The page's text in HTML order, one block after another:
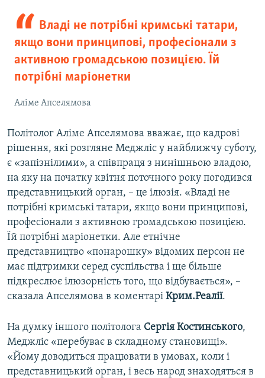
Владі не потрібні кримські татари,
якщо вони принципові, професіонали з
активною громадською позицією. Їй
потрібні маріонетки
Аліме Апселямова
Політолог Аліме Апселямова вважає, що кадрові
рішення, які розгляне Меджліс у найближчу суботу,
є «запізнілими», а співпраця з нинішньою владою,
на яку на початку квітня поточного року погодився
представницький орган, – це ілюзія. «Владі не
потрібні кримські татари, якщо вони принципові,
професіонали з активною громадською позицією.
Їй потрібні маріонетки. Але етнічне
представництво «понарошку» відомих персон не
має підтримки серед суспільства і ще більше
підкреслює ілюзорність того, що відбувається», –
сказала Апселямова в коментарі Крим.Реалії.
На думку іншого політолога Сергія Костинського,
Меджліс «перебуває в складному становищі».
«Йому доводиться працювати в умовах, коли і
представницький орган, і весь народ знаходяться в